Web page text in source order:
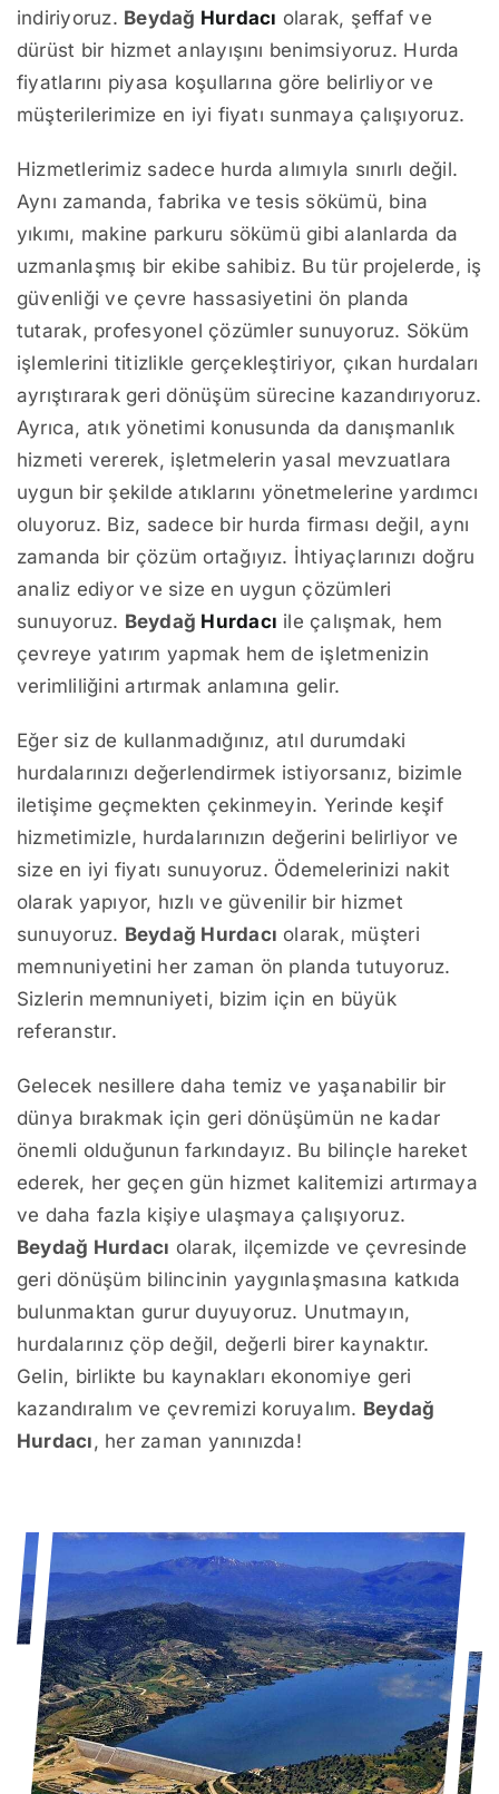
indiriyoruz. Beydağ Hurdacı olarak, şeffaf ve
dürüst bir hizmet anlayışını benimsiyoruz. Hurda
fiyatlarını piyasa koşullarına göre belirliyor ve
müşterilerimize en iyi fiyatı sunmaya çalışıyoruz.
Hizmetlerimiz sadece hurda alımıyla sınırlı değil.
Aynı zamanda, fabrika ve tesis sökümü, bina
yıkımı, makine parkuru sökümü gibi alanlarda da
uzmanlaşmış bir ekibe sahibiz. Bu tür projelerde, iş
güvenliği ve çevre hassasiyetini ön planda
tutarak, profesyonel çözümler sunuyoruz. Söküm
işlemlerini titizlikle gerçekleştiriyor, çıkan hurdaları
ayrıştırarak geri dönüşüm sürecine kazandırıyoruz.
Ayrıca, atık yönetimi konusunda da danışmanlık
hizmeti vererek, işletmelerin yasal mevzuatlara
uygun bir şekilde atıklarını yönetmelerine yardımcı
oluyoruz. Biz, sadece bir hurda firması değil, aynı
zamanda bir çözüm ortağıyız. İhtiyaçlarınızı doğru
analiz ediyor ve size en uygun çözümleri
sunuyoruz. Beydağ Hurdacı ile çalışmak, hem
çevreye yatırım yapmak hem de işletmenizin
verimliliğini artırmak anlamına gelir.
Eğer siz de kullanmadığınız, atıl durumdaki
hurdalarınızı değerlendirmek istiyorsanız, bizimle
iletişime geçmekten çekinmeyin. Yerinde keşif
hizmetimizle, hurdalarınızın değerini belirliyor ve
size en iyi fiyatı sunuyoruz. Ödemelerinizi nakit
olarak yapıyor, hızlı ve güvenilir bir hizmet
sunuyoruz. Beydağ Hurdacı olarak, müşteri
memnuniyetini her zaman ön planda tutuyoruz.
Sizlerin memnuniyeti, bizim için en büyük
referanstır.
Gelecek nesillere daha temiz ve yaşanabilir bir
dünya bırakmak için geri dönüşümün ne kadar
önemli olduğunun farkındayız. Bu bilinçle hareket
ederek, her geçen gün hizmet kalitemizi artırmaya
ve daha fazla kişiye ulaşmaya çalışıyoruz.
Beydağ Hurdacı olarak, ilçemizde ve çevresinde
geri dönüşüm bilincinin yaygınlaşmasına katkıda
bulunmaktan gurur duyuyoruz. Unutmayın,
hurdalarınız çöp değil, değerli birer kaynaktır.
Gelin, birlikte bu kaynakları ekonomiye geri
kazandıralım ve çevremizi koruyalım. Beydağ
Hurdacı, her zaman yanınızda!